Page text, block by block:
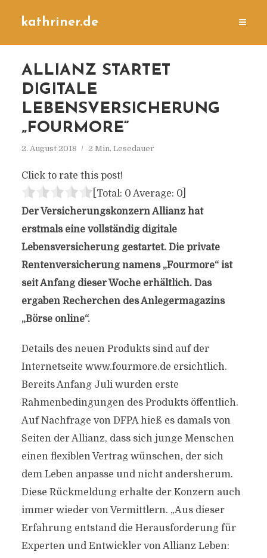
kathriner.de
ALLIANZ STARTET
DIGITALE
LEBENSVERSICHERUNG
„FOURMORE“
2. August 2018 2 Min. Lesedauer
Click to rate this post!
[Total: 0 Average: 0]
Der Versicherungskonzern Allianz hat
erstmals eine vollständig digitale
Lebensversicherung gestartet. Die private
Rentenversicherung namens „Fourmore“ ist
seit Anfang dieser Woche erhältlich. Das
ergaben Recherchen des Anlegermagazins
„Börse online“.
Details des neuen Produkts sind auf der
Internetseite www.fourmore.de ersichtlich.
Bereits Anfang Juli wurden erste
Rahmenbedingungen des Produkts öffentlich.
Auf Nachfrage von DFPA hieß es damals von
Seiten der Allianz, dass sich junge Menschen
einen flexiblen Vertrag wünschen, der sich
dem Leben anpasse und nicht andersherum.
Diese Rückmeldung erhalte der Konzern auch
immer wieder von Vermittlern. „Aus dieser
Erfahrung entstand die Herausforderung für
Experten und Entwickler von Allianz Leben: